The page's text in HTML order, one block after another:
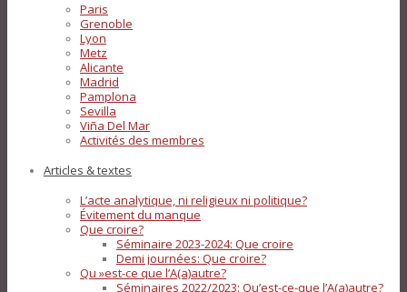
Paris
Grenoble
Lyon
Metz
Alicante
Madrid
Pamplona
Sevilla
Viña Del Mar
Activités des membres
Articles & textes
L’acte analytique, ni religieux ni politique?
Évitement du manque
Que croire?
Séminaire 2023-2024: Que croire
Demi journées: Que croire?
Qu »est-ce que l’A(a)autre?
Séminaires 2022/2023: Qu’est-ce-que l’A(a)autre?